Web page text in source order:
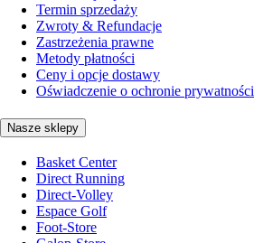
Termin sprzedaży
Zwroty & Refundacje
Zastrzeżenia prawne
Metody płatności
Ceny i opcje dostawy
Oświadczenie o ochronie prywatności
Nasze sklepy
Basket Center
Direct Running
Direct-Volley
Espace Golf
Foot-Store